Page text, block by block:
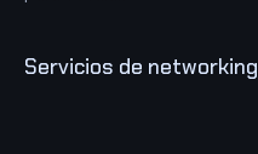
Servicios de networking